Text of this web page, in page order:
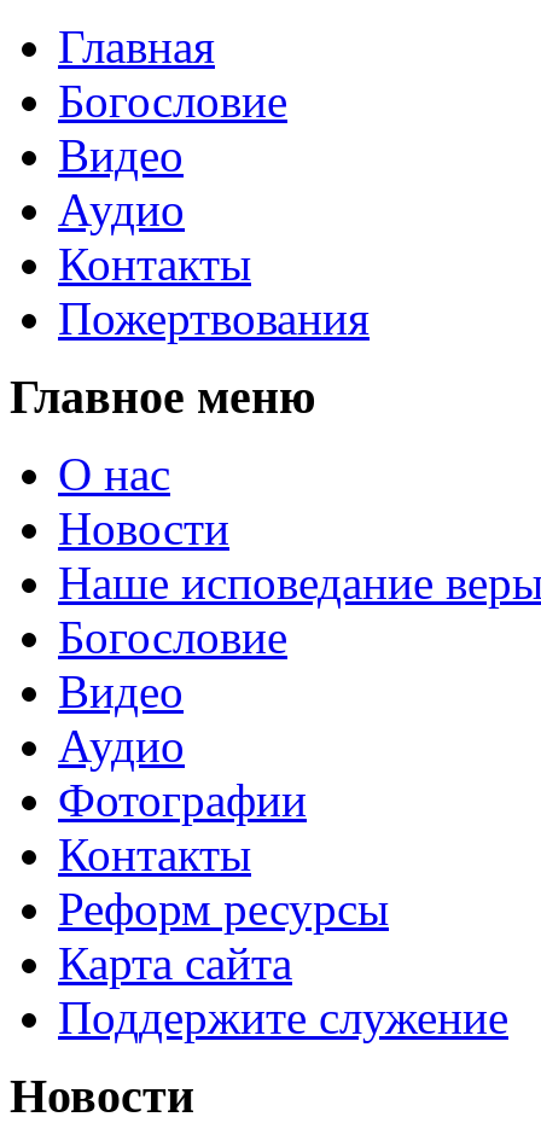
Главная
Богословие
Видео
Аудио
Контакты
Пожертвования
Главное меню
О нас
Новости
Наше исповедание
Богословие
Видео
Аудио
Фотографии
Контакты
Реформ ресурсы
Карта сайта
Поддержите служение
Новости